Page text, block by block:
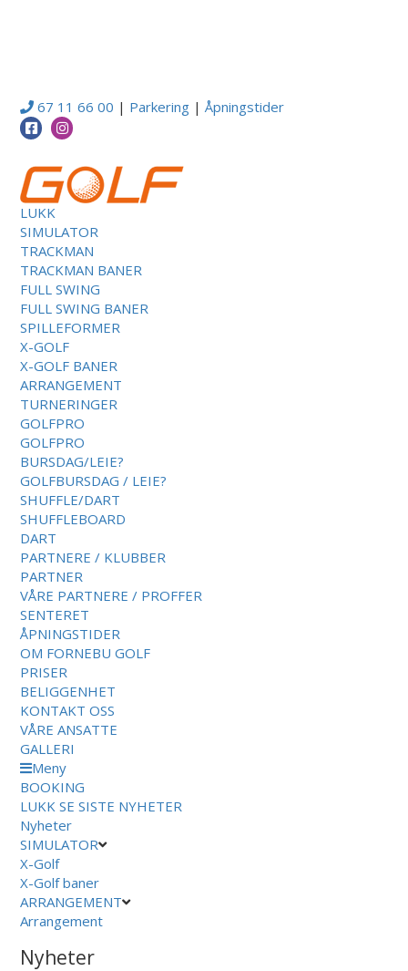
67 11 66 00 | Parkering |Åpningstider
LUKK
SIMULATOR
TRACKMAN
TRACKMAN BANER
FULL SWING
FULL SWING BANER
SPILLEFORMER
X-GOLF
X-GOLF BANER
ARRANGEMENT
TURNERINGER
GOLFPRO
GOLFPRO
BURSDAG/LEIE?
GOLFBURSDAG / LEIE?
SHUFFLE/DART
SHUFFLEBOARD
DART
PARTNERE / KLUBBER
PARTNER
VÅRE PARTNERE / PROFFER
SENTERET
ÅPNINGSTIDER
OM FORNEBU GOLF
PRISER
BELIGGENHET
KONTAKT OSS
VÅRE ANSATTE
GALLERI
Meny
BOOKING
LUKK SE SISTE NYHETER
Nyheter
SIMULATOR
X-Golf
X-Golf baner
ARRANGEMENT
Arrangement
Nyheter